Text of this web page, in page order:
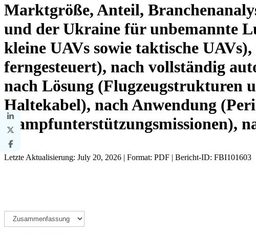
Marktgröße, Anteil,
und der Ukraine für unbemannte
kleine UAVs sowie taktische
ferngesteuert), nach vollständig
nach Lösung (Flugzeugstrukturen
Haltekabel), nach Anwendung
Kampfunterstützungsmissionen),
Letzte Aktualisierung: July 20, 2026 | Format: PDF | Bericht-ID: FBI101603